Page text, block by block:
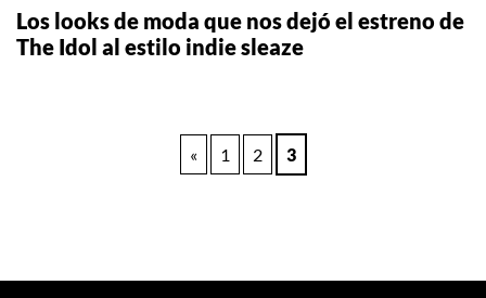
Los looks de moda que nos dejó el estreno de
The Idol al estilo indie sleaze
« 1 2 3